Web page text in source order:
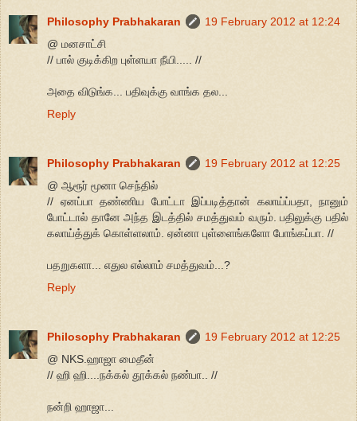
Philosophy Prabhakaran
19 February 2012 at 12:24
@ மனசாட்சி
// பால் குடிக்கிற புள்ளயா நீயி..... //
அதை விடுங்க... பதிவுக்கு வாங்க தல...
Reply
Philosophy Prabhakaran
19 February 2012 at 12:25
@ ஆரூர் மூனா செந்தில்
// ஏனப்பா தண்ணிய போட்டா இப்படித்தான் கலாய்ப்பதா, நானும்
போட்டால் தானே அந்த இடத்தில் சமத்துவம் வரும். பதிலுக்கு பதில்
கலாய்த்துக் கொள்ளலாம். ஏன்னா புள்ளைங்களோ போங்கப்பா. //
பதறுகளா... எதுல எல்லாம் சமத்துவம்...?
Reply
Philosophy Prabhakaran
19 February 2012 at 12:25
@ NKS.ஹாஜா மைதீன்
// ஹி ஹி....நக்கல் தூக்கல் நண்பா.. //
நன்றி ஹாஜா...